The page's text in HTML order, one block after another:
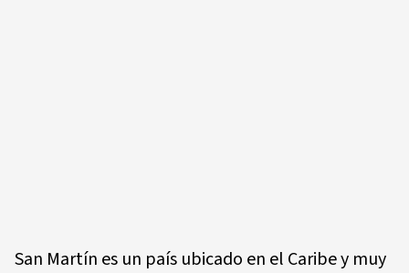
San Martín es un país ubicado en el Caribe y muy